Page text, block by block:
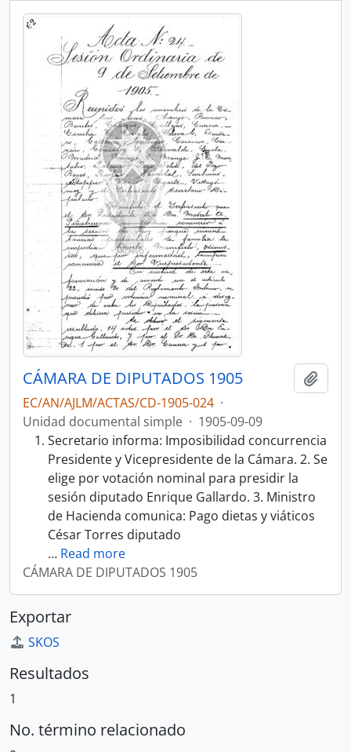
CÁMARA DE DIPUTADOS 1905
EC/AN/AJLM/ACTAS/CD-1905-024 ·
Unidad documental simple · 1905-09-09
Secretario informa: Imposibilidad concurrencia
Presidente y Vicepresidente de la Cámara. 2. Se
elige por votación nominal para presidir la
sesión diputado Enrique Gallardo. 3. Ministro
de Hacienda comunica: Pago dietas y viáticos
César Torres diputado
… Read more
CÁMARA DE DIPUTADOS 1905
Exportar
SKOS
Resultados
1
No. término relacionado